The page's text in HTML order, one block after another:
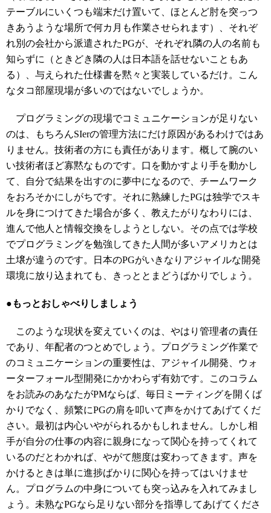
テーブルにいくつも端末だけ置いて、ほとんど肘を突っつ
きあうような場所で何カ月も作業させられます）、それぞ
れ別の会社から派遣されたPGが、それぞれ隣の人の名前も
知らずに（ときどき隣の人は日本語を話せないこともあ
る）、与えられた仕様書を黙々と実装しているだけ。こん
なタコ部屋現場が多いのではないでしょうか。
プログラミングの現場でコミュニケーションが足りない
のは、もちろんSIerの管理方法にだけ原因があるわけではあ
りません。技術者の方にも責任があります。概して腕のい
い技術者ほど寡黙なものです。口を動かすより手を動かし
て、自分で結果を出すのに夢中になるので、チームワーク
をおろそかにしがちです。それに熟練したPGは独学でスキ
ルを身につけてきた場合が多く、教えたがりなわりには、
進んで他人と情報交換をしようとしない。その点では学校
でプログラミングを勉強してきた人間が多いアメリカとは
土壌が違うのです。日本のPGがいきなりアジャイルな開発
環境に放り込まれても、きっととまどうばかりでしょう。
●もっとおしゃべりしましょう
このような現状を変えていくのは、やはり管理者の責任
であり、年配者のつとめでしょう。プログラミング作業で
のコミュニケーションの重要性は、アジャイル開発、ウォ
ーターフォール型開発にかかわらず有効です。このコラム
をお読みのあなたがPMならば、毎日ミーティングを開くば
かりでなく、頻繁にPGの肩を叩いて声をかけてあげてくだ
さい。最初は内心いやがられるかもしれません。しかし相
手が自分の仕事の内容に親身になって関心を持ってくれて
いるのだとわかれば、やがて態度は変わってきます。声を
かけるときは単に進捗ばかりに関心を持ってはいけませ
ん。プログラムの中身についても突っ込みを入れてみまし
ょう。未熟なPGなら足りない部分を指導してあげてくださ